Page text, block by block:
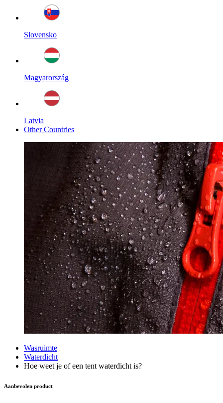
Slovensko
Magyarország
Latvia
Other Countries
Wasruimte
Waterdicht
Hoe weet je of een tent waterdicht is?
Aanbevolen product